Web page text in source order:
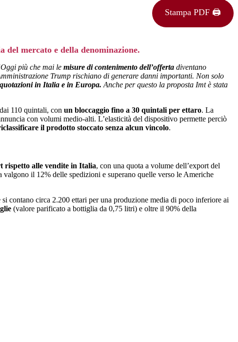
Stampa PDF 🖨
del mercato e della denominazione.
Oggi più che mai le misure di contenimento dell’offerta diventano
Trump rischiano di generare danni importanti. Non solo
in Italia e in Europa. Anche per questo la proposta Imt è stata
110 quintali, con un bloccaggio fino a 30 quintali per ettaro. La
con volumi medio-alti. L’elasticità del dispositivo permette perciò
il prodotto stoccato senza alcun vincolo.
rispetto alle vendite in Italia, con una quota a volume dell’export del
il 12% delle spedizioni e superano quelle verso le Americhe
si contano circa 2.200 ettari per una produzione media di poco inferiore ai
(valore parificato a bottiglia da 0,75 litri) e oltre il 90% della